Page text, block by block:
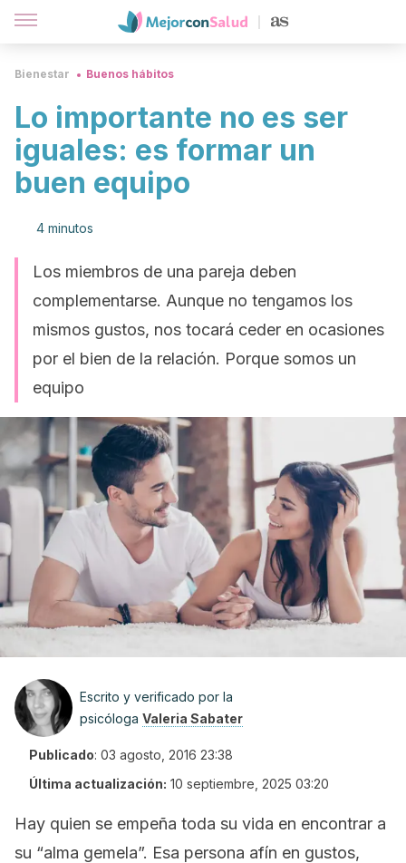
Bienestar Buenos hábitos
Lo importante no es ser
iguales: es formar un
buen equipo
4 minutos
Los miembros de una pareja deben
complementarse. Aunque no tengamos los
mismos gustos, nos tocará ceder en ocasiones
por el bien de la relación. Porque somos un
equipo
Escrito y verificado por la
psicóloga Valeria Sabater
Publicado: 03 agosto, 2016 23:38
Última actualización: 10 septiembre, 2025 03:20
Hay quien se empeña toda su vida en encontrar a
su “alma gemela”. Esa persona afín en gustos,